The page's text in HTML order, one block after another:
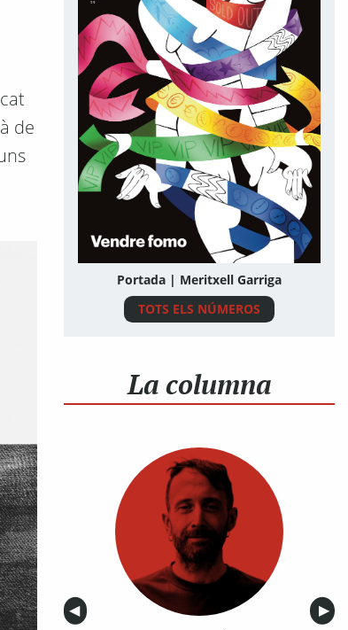
de
Portada | Meritxell Garriga
TOTS ELS NÚMEROS
La columna
Anterior
◀︎ ▶︎